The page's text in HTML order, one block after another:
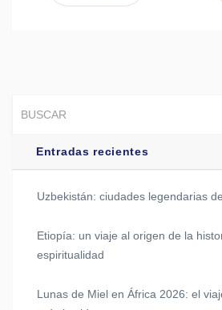
Entradas recientes
Uzbekistán: ciudades legendarias
Etiopía: un viaje al origen de la
espiritualidad
Lunas de Miel en África 2026: el